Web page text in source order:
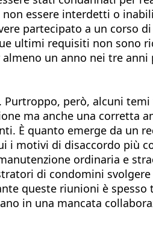
essere interdetti o
partecipato a un corso
ultimi requisiti non sono
un anno nei tre anni
però, alcuni temi
ma anche una corretta
È quanto emerge da un
i motivi di disaccordo più
ordinaria e
di condomini
queste riunioni è
in una mancata